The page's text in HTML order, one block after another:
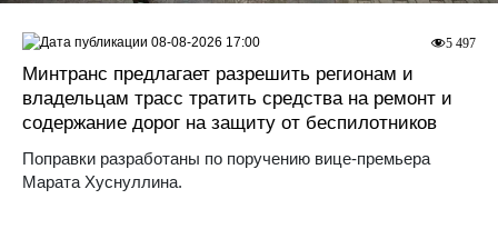
Минтранс предлагает разрешить регионам и
владельцам трасс тратить средства на ремонт и
содержание дорог на защиту от беспилотников
Поправки разработаны по поручению вице-премьера
Марата Хуснуллина.
5 497
08-08-2026 17:00